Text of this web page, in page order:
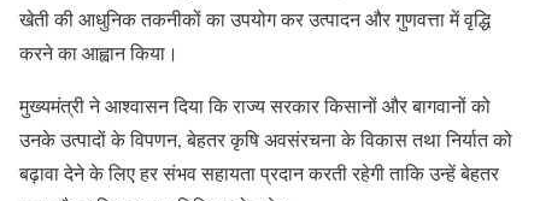
खेती की आधुनिक तकनीकों का उपयोग कर उत्पादन और गुणवत्ता में वृद्धि
करने का आह्वान किया।
मुख्यमंत्री ने आश्वासन दिया कि राज्य सरकार किसानों और बागवानों को
उनके उत्पादों के विपणन, बेहतर कृषि अवसंरचना के विकास तथा निर्यात को
बढ़ावा देने के लिए हर संभव सहायता प्रदान करती रहेगी ताकि उन्हें बेहतर